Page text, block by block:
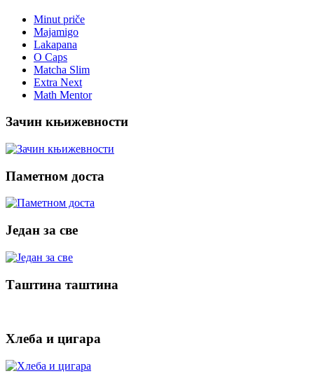
Minut priče
Majamigo
Lakapana
O Caps
Matcha Slim
Extra Next
Math Mentor
Зачин књижевности
Паметном доста
Један за све
Таштина таштина
Хлеба и цигара